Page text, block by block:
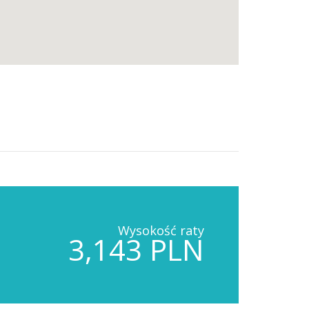
Wysokość raty
3,143 PLN